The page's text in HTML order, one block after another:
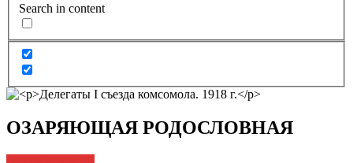
Search in content
ОЗАРЯЮЩАЯ РОДОСЛОВНАЯ